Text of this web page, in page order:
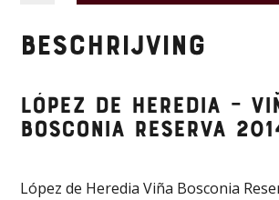
–
Bosconia
Reserva
Beschrijving
López de Heredia –
Bosconia Reserva
López de Heredia Viña Bosconia